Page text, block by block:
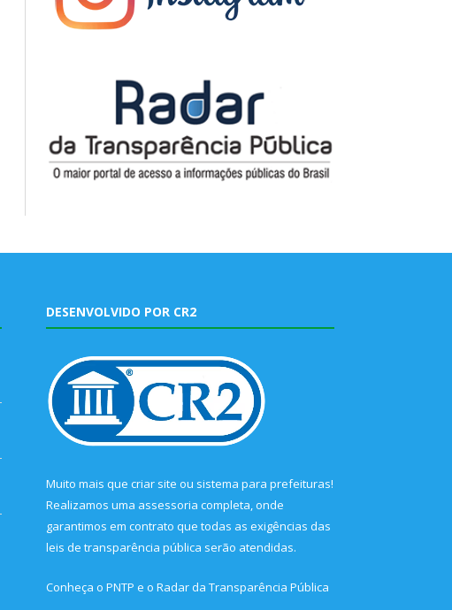
DESENVOLVIDO POR CR2
Muito mais que criar site ou sistema para prefeituras!
Realizamos uma assessoria completa, onde
garantimos em contrato que todas as exigências das
leis de transparência pública serão atendidas.
Conheça o PNTP e o Radar da Transparência Pública